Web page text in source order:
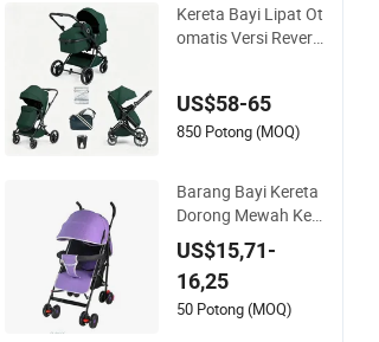
Kereta Bayi Lipat Ot
omatis Versi Reversi
US$58-65
850 Potong (MOQ)
Barang Bayi Kereta
Dorong Mewah Ker
angka Aluminium Ti
nggi 3 di 1 Kereta B
ayi BS-09
US$15,71-
16,25
50 Potong (MOQ)